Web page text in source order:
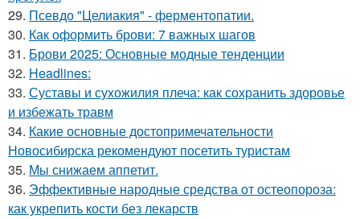
29. Псевдо "Целиакия" - ферментопатии.
30. Как оформить брови: 7 важных шагов
31. Брови 2025: Основные модные тенденции
32. Headlines:
33. Суставы и сухожилия плеча: как сохранить здоровье
и избежать травм
34. Какие основные достопримечательности
Новосибирска рекомендуют посетить туристам
35. Мы снижаем аппетит.
36. Эффективные народные средства от остеопороза:
как укрепить кости без лекарств